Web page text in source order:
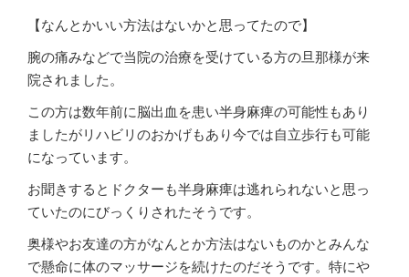
【なんとかいい方法はないかと思ってたので】
腕の痛みなどで当院の治療を受けている方の旦那様が来
院されました。
この方は数年前に脳出血を患い半身麻痺の可能性もあり
ましたがリハビリのおかげもあり今では自立歩行も可能
になっています。
お聞きするとドクターも半身麻痺は逃れられないと思っ
ていたのにびっくりされたそうです。
奥様やお友達の方がなんとか方法はないものかとみんな
で懸命に体のマッサージを続けたのだそうです。特にや